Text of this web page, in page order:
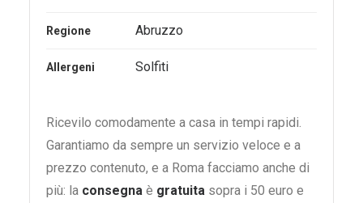
Regione Abruzzo
Allergeni Solfiti
Ricevilo comodamente a casa in tempi rapidi.
Garantiamo da sempre un servizio veloce e a
prezzo contenuto, e a Roma facciamo anche di
più: la consegna è gratuita sopra i 50 euro e